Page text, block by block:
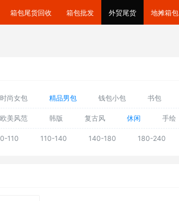
箱包尾货回收 箱包批发 外贸尾货 地摊箱包
时尚女包 精品男包 钱包小包 书包
欧美风范 韩版 复古风 休闲 手绘
0-110 110-140 140-180 180-240